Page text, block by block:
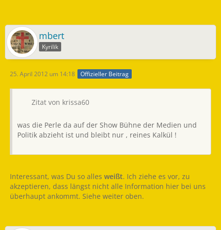
mbert
Kyrilik
25. April 2012 um 14:18 Offizieller Beitrag
Zitat von krissa60
was die Perle da auf der Show Bühne der Medien und
Politik abzieht ist und bleibt nur , reines Kalkül !
Interessant, was Du so alles weißt. Ich ziehe es vor, zu
akzeptieren, dass längst nicht alle Information hier bei uns
überhaupt ankommt. Siehe weiter oben.